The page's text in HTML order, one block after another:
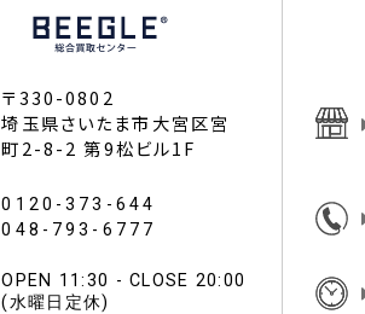
〒330-0802
埼玉県さいたま市大宮区宮
町2-8-2 第9松ビル1F
0120-373-644
048-793-6777
OPEN 11:30 - CLOSE 20:00
(水曜日定休)